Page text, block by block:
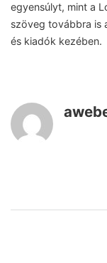
egyensúlyt, mint a
szöveg továbbra is
és kiadók kezében.